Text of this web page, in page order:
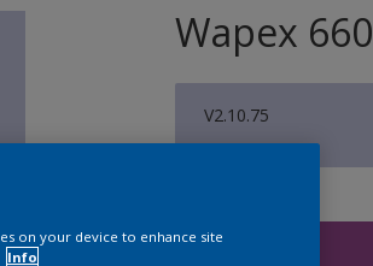
Wapex 660
V2.10.75
on your device to enhance site
Info